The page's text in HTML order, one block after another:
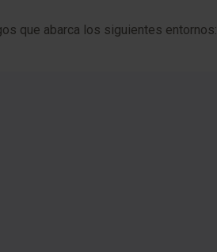
que abarca los siguientes entornos: